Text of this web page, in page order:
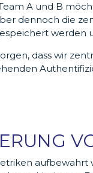
A und B
dennoch die
werden
dass wir
aufbewahrt